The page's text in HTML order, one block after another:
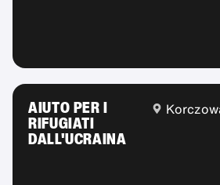
AIUTO PER I
RIFUGIATI
DALL'UCRAINA